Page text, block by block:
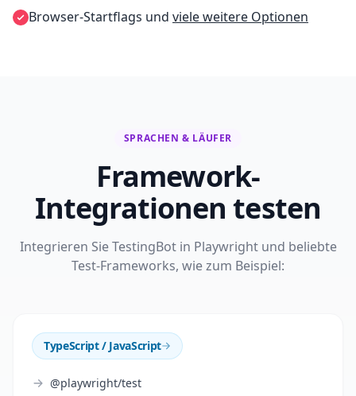
Browser-Startflags und viele weitere Optionen
SPRACHEN & LÄUFER
Framework-
Integrationen testen
Integrieren Sie TestingBot in Playwright und beliebte
Test-Frameworks, wie zum Beispiel:
TypeScript / JavaScript
@playwright/test